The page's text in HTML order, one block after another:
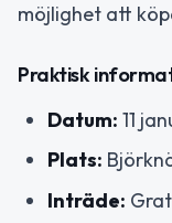
möjlighet att
Praktisk
Datum: 11
Plats:
Inträde: